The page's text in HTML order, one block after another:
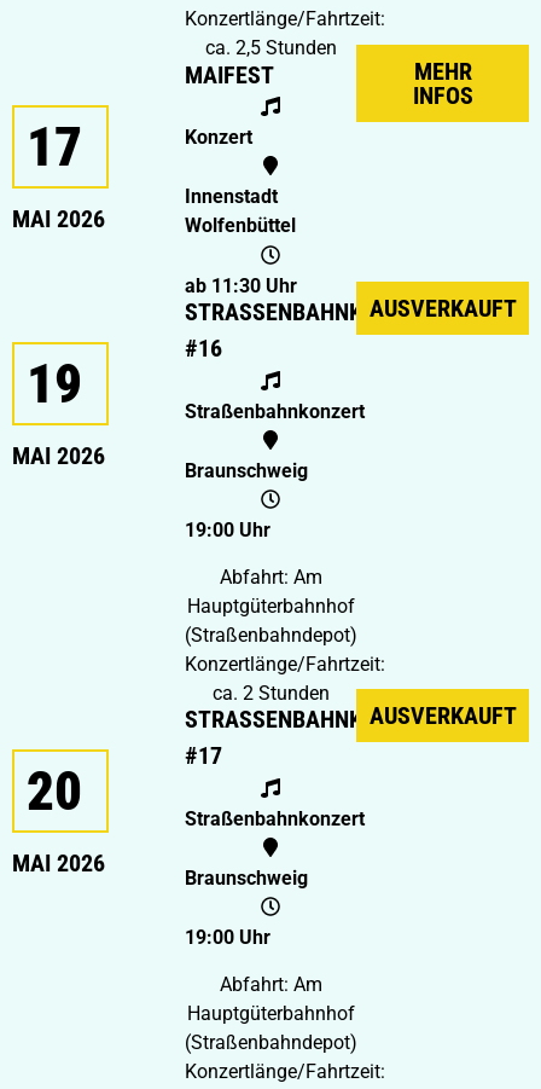
Konzertlänge/Fahrtzeit:
ca. 2,5 Stunden
17
MAI 2026
MAIFEST
Konzert
Innenstadt
Wolfenbüttel
ab 11:30 Uhr
MEHR
INFOS
19
MAI 2026
STRASSENBAHNKONZERT #
16
Straßenbahnkonzert
Braunschweig
19:00 Uhr
Abfahrt: Am
Hauptgüterbahnhof
(Straßenbahndepot)
Konzertlänge/Fahrtzeit:
ca. 2 Stunden
AUSVERKAUFT
20
MAI 2026
STRASSENBAHNKONZERT #
17
Straßenbahnkonzert
Braunschweig
19:00 Uhr
Abfahrt: Am
Hauptgüterbahnhof
(Straßenbahndepot)
Konzertlänge/Fahrtzeit:
AUSVERKAUFT